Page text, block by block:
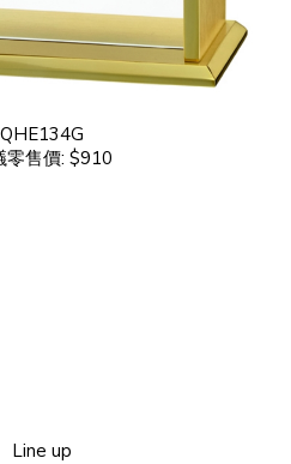
QHE134G
零售價: $910
Line up